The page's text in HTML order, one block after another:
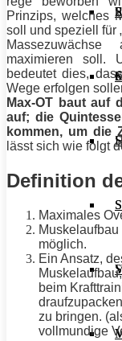
Prinzips, welches
soll und speziell für
maximieren soll.
bedeutet dies,
Wege erfolgen
Max-OT baut auf
auf; die
kommen, um die
lässt sich wie folgt
Definition
Maximales
Muskelaufbau
möglich.
Ein Ansatz,
Muskelaufbau
beim
zu bringen.
vollmundige